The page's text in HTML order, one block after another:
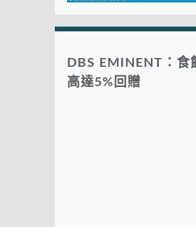
DBS EMINENT：
高達5%回贈